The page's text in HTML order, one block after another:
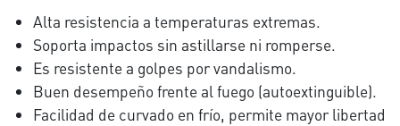
Alta resistencia a temperaturas extremas.
Soporta impactos sin astillarse ni romperse.
Es resistente a golpes por vandalismo.
Buen desempeño frente al fuego (autoextinguible).
Facilidad de curvado en frío, permite mayor libertad